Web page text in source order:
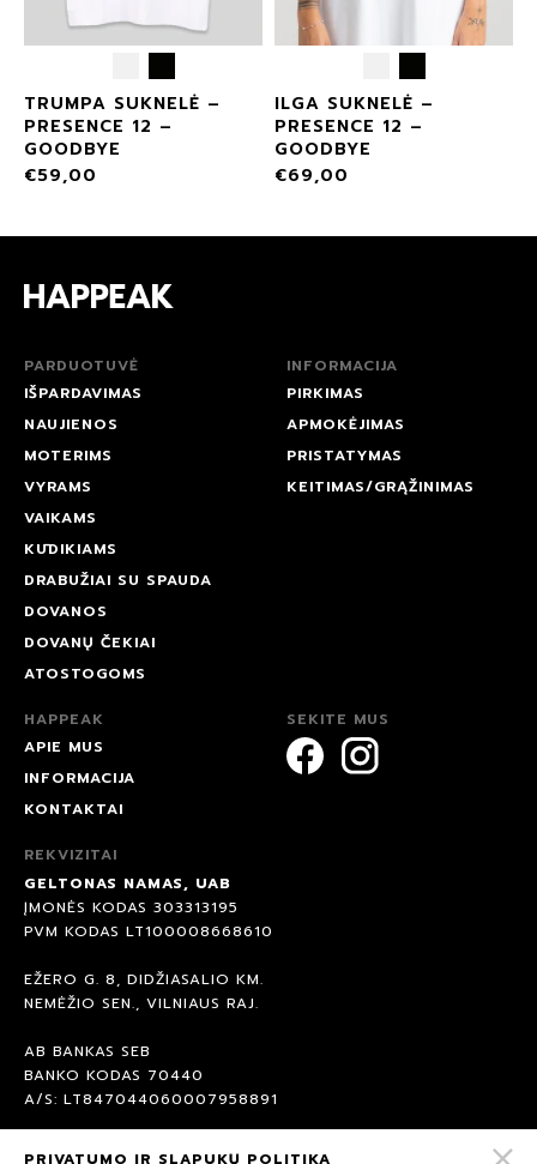
TRUMPA SUKNELĖ –
PRESENCE 12 –
GOODBYE
€59,00
ILGA SUKNELĖ –
PRESENCE 12 –
GOODBYE
€69,00
PARDUOTUVĖ
IŠPARDAVIMAS
NAUJIENOS
MOTERIMS
VYRAMS
VAIKAMS
KŪDIKIAMS
DRABUŽIAI SU SPAUDA
DOVANOS
DOVANŲ ČEKIAI
ATOSTOGOMS
INFORMACIJA
PIRKIMAS
APMOKĖJIMAS
PRISTATYMAS
KEITIMAS/GRĄŽINIMAS
HAPPEAK
APIE MUS
INFORMACIJA
KONTAKTAI
SEKITE MUS
REKVIZITAI
GELTONAS NAMAS, UAB
ĮMONĖS KODAS 303313195
PVM KODAS LT100008668610
EŽERO G. 8, DIDŽIASALIO KM.
NEMĖŽIO SEN., VILNIAUS RAJ.
AB BANKAS SEB
BANKO KODAS 70440
A/S: LT847044060007958891
PRIVATUMO IR SLAPUKŲ POLITIKA